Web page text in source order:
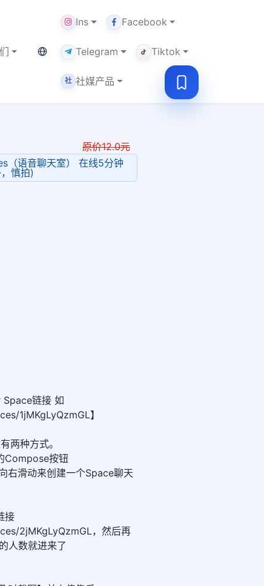
当前语言：中文
Ins Facebook
Telegram Tiktok
社 社媒产品
原价12.0元
（语音聊天室） 在线5分钟
慎拍)
链接 如
1jMKgLyQzmGL】
两种方式。
Compose按钮
右滑动来创建一个Space聊天
接
2jMKgLyQzmGL，然后再
人数就进来了